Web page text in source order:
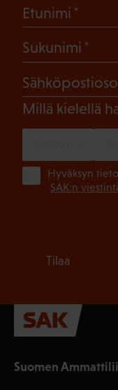
Suomen
Etunimi
Sukunimi
Millä kielellä
Hyväksyn
SAK:n
Tilaa